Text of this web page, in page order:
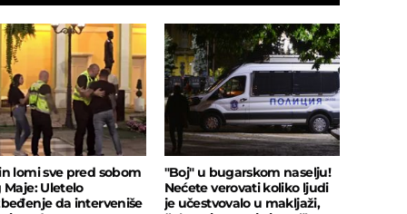
lomi sve pred sobom
Maje: Uletelo
da interveniše
"Boj" u bugarskom naselju!
Nećete verovati koliko ljudi
je učestvovalo u makljaži,